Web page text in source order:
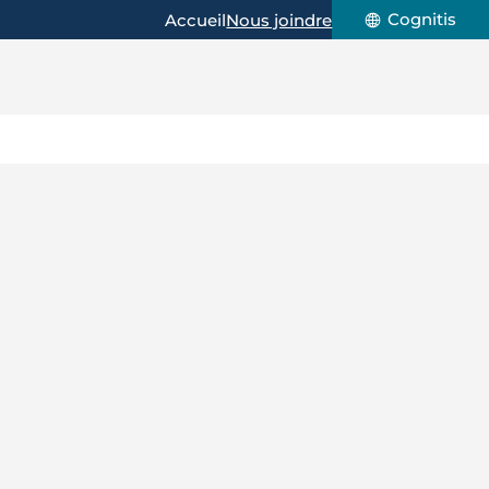
AccueilNous joindre Cognitis